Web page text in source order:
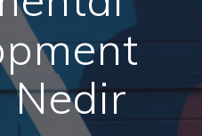
Nedir